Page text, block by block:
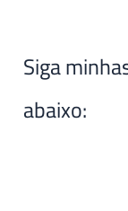
Siga
abaixo: